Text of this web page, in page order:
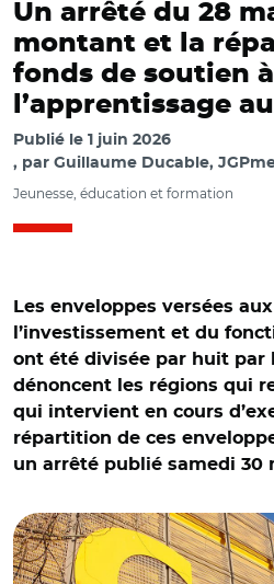
Un arrêté du 28
montant et la
fonds de soutien à
l’apprentissage
Publié le 1 juin 2026
par Guillaume Ducable,
Jeunesse, éducation et formation
Les enveloppes versées
l’investissement et du
ont été divisée par huit par
dénoncent les régions qui
qui intervient en cours
répartition de ces
un arrêté publié samedi 30